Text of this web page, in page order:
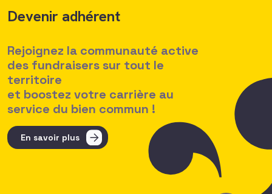
Devenir adhérent
Rejoignez la communauté active
des fundraisers sur tout le
territoire
et boostez votre carrière au
service du bien commun !
En savoir plus